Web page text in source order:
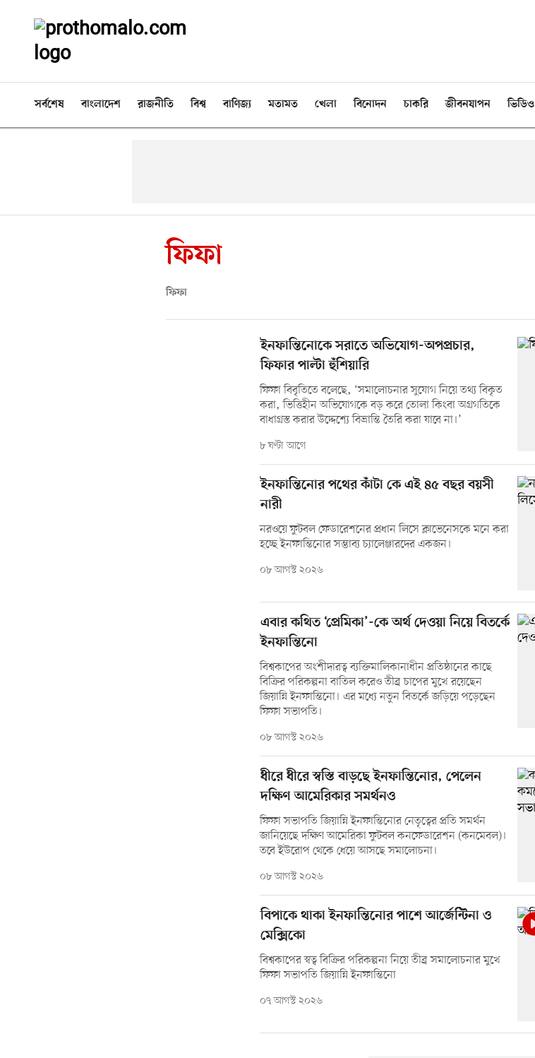
সর্বশেষ বাংলাদেশ রাজনীতি বিশ্ব বাণিজ্য মতামত খেলা বিনোদন চাকরি জীবনযাপন ভিডিও
ফিফা
ফিফা
ইনফান্তিনোকে সরাতে অভিযোগ-অপপ্রচার,
ফিফার পাল্টা হুঁশিয়ারি
ফিফা বিবৃতিতে বলেছে, ‘সমালোচনার সুযোগ নিয়ে তথ্য বিকৃত
করা, ভিত্তিহীন অভিযোগকে বড় করে তোলা কিংবা অগ্রগতিকে
বাধাগ্রস্ত করার উদ্দেশ্যে বিভ্রান্তি তৈরি করা যাবে না।’
৮ ঘণ্টা আগে
ইনফান্তিনোর পথের কাঁটা কে এই ৪৫ বছর বয়সী
নারী
নরওয়ে ফুটবল ফেডারেশনের প্রধান লিসে ক্লাভেনেসকে মনে করা
হচ্ছে ইনফান্তিনোর সম্ভাব্য চ্যালেঞ্জারদের একজন।
০৮ আগস্ট ২০২৬
এবার কথিত ‘প্রেমিকা’-কে অর্থ দেওয়া নিয়ে বিতর্কে
ইনফান্তিনো
বিশ্বকাপের অংশীদারত্ব ব্যক্তিমালিকানাধীন প্রতিষ্ঠানের কাছে
বিক্রির পরিকল্পনা বাতিল করেও তীব্র চাপের মুখে রয়েছেন
জিয়ান্নি ইনফান্তিনো। এর মধ্যে নতুন বিতর্কে জড়িয়ে পড়েছেন
ফিফা সভাপতি।
০৮ আগস্ট ২০২৬
ধীরে ধীরে স্বস্তি বাড়ছে ইনফান্তিনোর, পেলেন
দক্ষিণ আমেরিকার সমর্থনও
ফিফা সভাপতি জিয়ান্নি ইনফান্তিনোর নেতৃত্বের প্রতি সমর্থন
জানিয়েছে দক্ষিণ আমেরিকা ফুটবল কনফেডারেশন (কনমেবল)।
তবে ইউরোপ থেকে ধেয়ে আসছে সমালোচনা।
০৮ আগস্ট ২০২৬
বিপাকে থাকা ইনফান্তিনোর পাশে আর্জেন্টিনা ও
মেক্সিকো
বিশ্বকাপের স্বত্ব বিক্রির পরিকল্পনা নিয়ে তীব্র সমালোচনার মুখে
ফিফা সভাপতি জিয়ান্নি ইনফান্তিনো
০৭ আগস্ট ২০২৬